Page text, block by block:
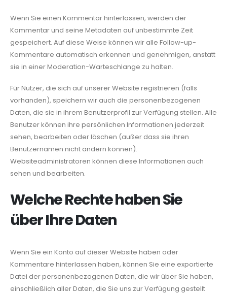
Wenn Sie einen Kommentar hinterlassen, werden der
Kommentar und seine Metadaten auf unbestimmte Zeit
gespeichert. Auf diese Weise können wir alle Follow-up-
Kommentare automatisch erkennen und genehmigen, anstatt
sie in einer Moderation-Warteschlange zu halten.
Für Nutzer, die sich auf unserer Website registrieren (falls
vorhanden), speichern wir auch die personenbezogenen
Daten, die sie in ihrem Benutzerprofil zur Verfügung stellen. Alle
Benutzer können ihre persönlichen Informationen jederzeit
sehen, bearbeiten oder löschen (außer dass sie ihren
Benutzernamen nicht ändern können).
Websiteadministratoren können diese Informationen auch
sehen und bearbeiten.
Welche Rechte haben Sie
über Ihre Daten
Wenn Sie ein Konto auf dieser Website haben oder
Kommentare hinterlassen haben, können Sie eine exportierte
Datei der personenbezogenen Daten, die wir über Sie haben,
einschließlich aller Daten, die Sie uns zur Verfügung gestellt